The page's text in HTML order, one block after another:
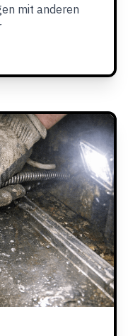
mit anderen